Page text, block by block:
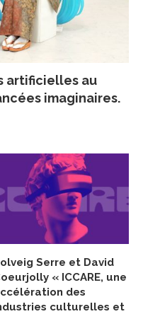
artificielles au
imaginaires.
Serre et David
« ICCARE, une
des
culturelles et